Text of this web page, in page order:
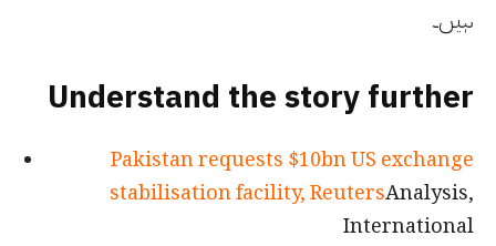
ہیں۔
Understand the story further
Pakistan requests $10bn US exchange
stabilisation facility, ReutersAnalysis,
International